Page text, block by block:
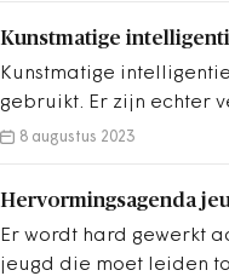
te ontwikkelen, gebrek
bedrijven met
Kunstmatige
Kunstmatige
gebruikt. Er zijn echter
over AI. Men moet
bestuurders.
8 augustus 2023
Hervormingsagenda
Er wordt hard gewerkt
jeugd die moet leiden